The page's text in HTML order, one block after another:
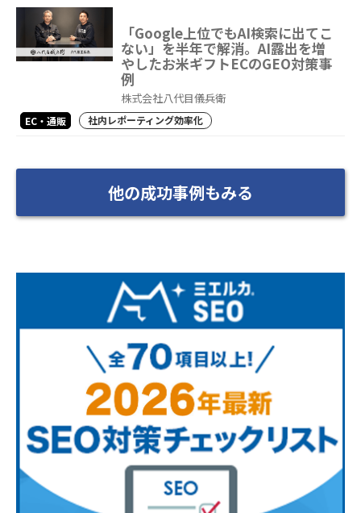
「Google上位でもAI検索に出てこ
ない」を半年で解消。AI露出を増
やしたお米ギフトECのGEO対策事
例
株式会社八代目儀兵衛
EC・通販 社内レポーティング効率化
他の成功事例もみる